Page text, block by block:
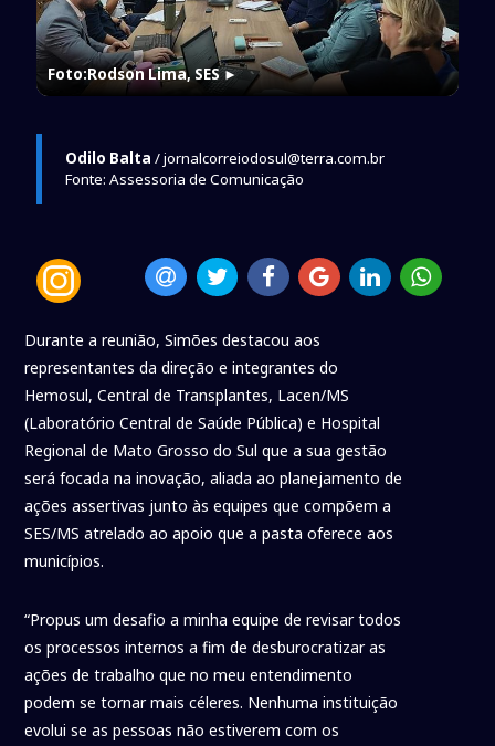
Foto:Rodson Lima, SES►
Odilo Balta / jornalcorreiodosul@terra.com.br
Fonte: Assessoria de Comunicação
Durante a reunião, Simões destacou aos
representantes da direção e integrantes do
Hemosul, Central de Transplantes, Lacen/MS
(Laboratório Central de Saúde Pública) e Hospital
Regional de Mato Grosso do Sul que a sua gestão
será focada na inovação, aliada ao planejamento de
ações assertivas junto às equipes que compõem a
SES/MS atrelado ao apoio que a pasta oferece aos
municípios.
“Propus um desafio a minha equipe de revisar todos
os processos internos a fim de desburocratizar as
ações de trabalho que no meu entendimento
podem se tornar mais céleres. Nenhuma instituição
evolui se as pessoas não estiverem com os